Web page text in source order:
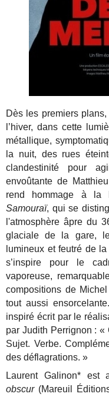
Dès les premiers
l’hiver, dans cette
métallique,
la nuit, des rues
clandestinité pour
envoûtante de
rend hommage à la
Samouraï, qui se
l'atmosphère âpre du
glaciale de la gare,
lumineux et feutré de
s’inspire pour le
vaporeuse,
compositions de
tout aussi
inspiré écrit par le
par Judith Perrignon :
Sujet. Verbe.
des déflagrations. »
Laurent Galinon* est
obscur(Mareuil